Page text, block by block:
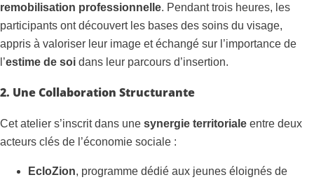
remobilisation professionnelle. Pendant trois heures, les
participants ont découvert les bases des soins du visage,
appris à valoriser leur image et échangé sur l’importance de
l’estime de soi dans leur parcours d’insertion.
2. Une Collaboration Structurante
Cet atelier s’inscrit dans une synergie territoriale entre deux
acteurs clés de l’économie sociale :
EcloZion, programme dédié aux jeunes éloignés de